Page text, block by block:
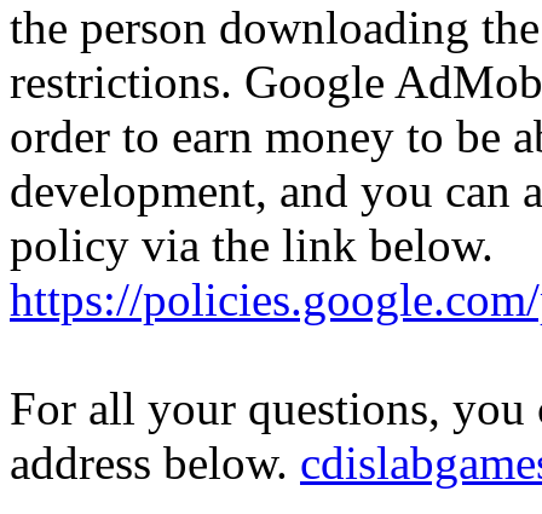
the person downloading
restrictions. Google
order to earn money to be
development, and you can
policy via the link below.
https://
For all your questions, you
address below.